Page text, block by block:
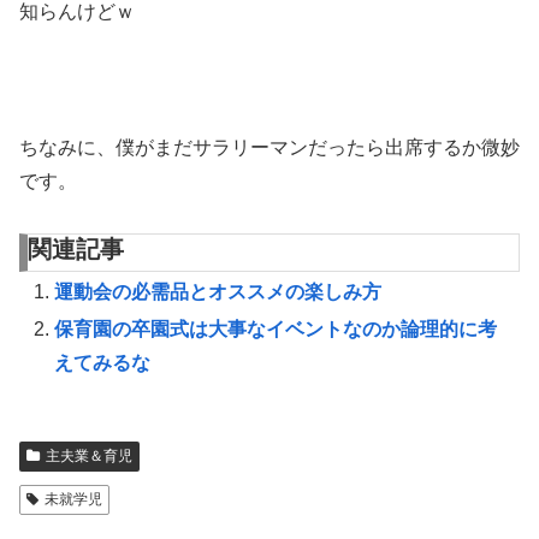
知らんけどｗ
ちなみに、僕がまだサラリーマンだったら出席するか微妙
です。
関連記事
運動会の必需品とオススメの楽しみ方
保育園の卒園式は大事なイベントなのか論理的に考
えてみるな
主夫業＆育児
未就学児